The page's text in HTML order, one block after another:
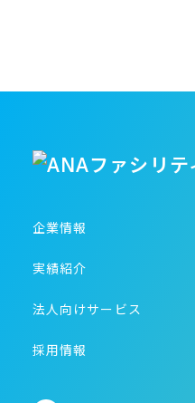
企業情報
実績紹介
法人向けサービス
採用情報